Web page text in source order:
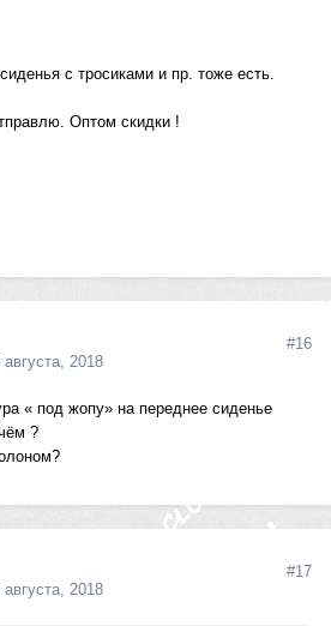
с тросиками и пр. тоже есть.
Оптом скидки !
августа, 2018
#16
« под жопу» на переднее сиденье
?
августа, 2018
#17